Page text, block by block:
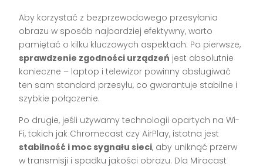
Aby korzystać z bezprzewodowego przesyłania
obrazu w sposób najbardziej efektywny, warto
pamiętać o kilku kluczowych aspektach. Po pierwsze,
sprawdzenie zgodności urządzeń jest absolutnie
konieczne – laptop i telewizor powinny obsługiwać
ten sam standard przesyłu, co gwarantuje stabilne i
szybkie połączenie.
Po drugie, jeśli używamy technologii opartych na Wi-
Fi, takich jak Chromecast czy AirPlay, istotna jest
stabilność i moc sygnału sieci, aby uniknąć przerw
w transmisji i spadku jakości obrazu. Dla Miracast